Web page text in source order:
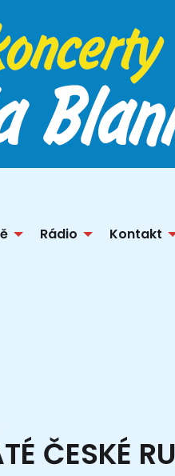
Rádio Kontakt
ČESKÉ